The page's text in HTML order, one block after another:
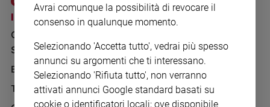
giorno
Santo
del
giorno
Società
e
valori
I SITI SAN PAOLO
GRUPPO EDITORIALE
SAN PAOLO
BENESSERE
TELENOVA
NOTE LEGALI
INFORMATIVA
WHISTLEBLOWING
SOCIAL
Avrai comunque la possibilità di revocare il
consenso in qualunque momento.
Selezionando 'Accetta tutto', vedrai più spesso
annunci su argomenti che ti interessano.
Selezionando 'Rifiuta tutto', non verranno
attivati annunci Google standard basati su
cookie o identificatori locali; ove disponibile